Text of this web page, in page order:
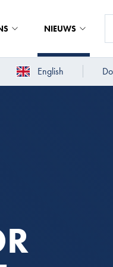
NIEUWS
English